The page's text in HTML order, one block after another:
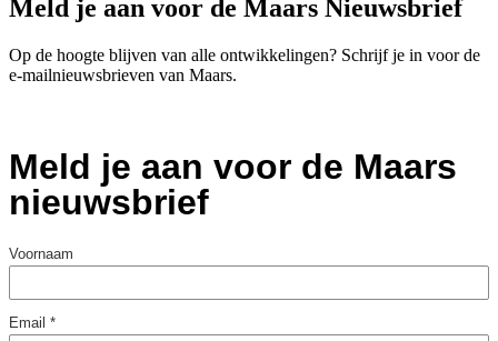
Meld je aan voor de Maars Nieuwsbrief
Op de hoogte blijven van alle ontwikkelingen? Schrijf je in voor de
e-mailnieuwsbrieven van Maars.